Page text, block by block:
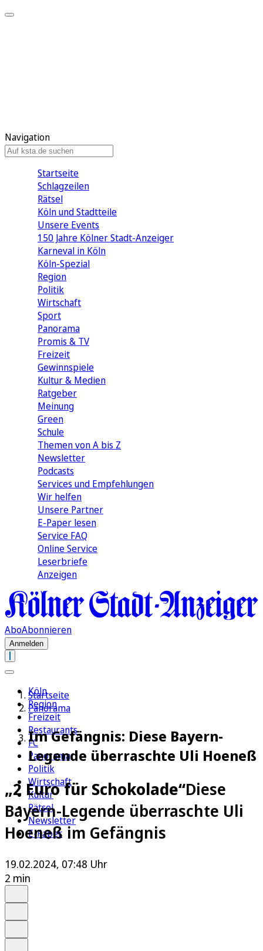
Navigation
Startseite
Schlagzeilen
Rätsel
Köln und Stadtteile
Unsere Events
150 Jahre Kölner Stadt-Anzeiger
Karneval in Köln
Köln-Spezial
Region
Politik
Wirtschaft
Sport
Panorama
Promis & TV
Freizeit
Gewinnspiele
Kultur & Medien
Ratgeber
Meinung
Green
Schule
Themen von A bis Z
Newsletter
Podcasts
Services und Empfehlungen
Wir helfen
Unsere Partner
E-Paper lesen
Service FAQ
Online Service
Leserbriefe
Anzeigen
AboAbonnieren
Anmelden
Köln
Region
Freizeit
Restaurants
FC
Panorama
Politik
Wirtschaft
Kultur
Rätsel
Newsletter
E-Paper
Startseite
Panorama
Im Gefängnis: Diese Bayern-
Legende überraschte Uli Hoeneß
„2 Euro für Schokolade“Diese
Bayern-Legende überraschte Uli
Hoeneß im Gefängnis
19.02.2024, 07:48 Uhr
2 min